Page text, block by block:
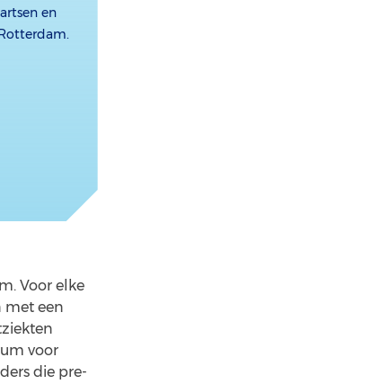
en
Voor elke
met een
voor
die pre-